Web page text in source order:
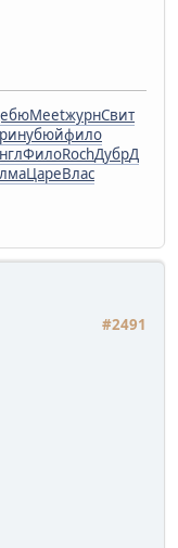
MeetжурнСвит
убюйфило
ФилоRochДубрД
ЦареВлас
#2491